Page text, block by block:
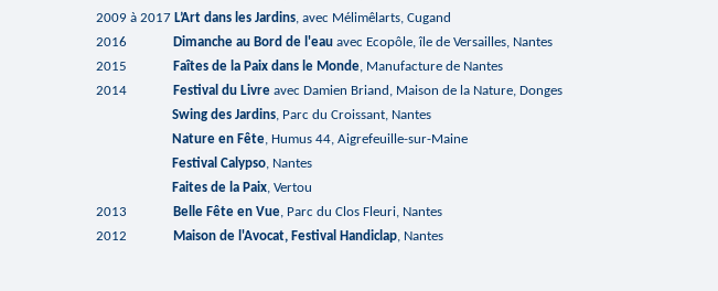
2009 à 2017 L’Art dans les Jardins, avec Mélimêlarts, Cugand
2016
Dimanche au Bord de l'eau avec Ecopôle, île de Versailles, Nantes
2015
Faîtes de la Paix dans le Monde, Manufacture de Nantes
2014
Festival du Livre avec Damien Briand, Maison de la Nature, Donges
Swing des Jardins, Parc du Croissant, Nantes
Nature en Fête, Humus 44, Aigrefeuille-sur-Maine
Festival Calypso, Nantes
Faites de la Paix, Vertou
2013
Belle Fête en Vue, Parc du Clos Fleuri, Nantes
2012
Maison de l'Avocat, Festival Handiclap, Nantes